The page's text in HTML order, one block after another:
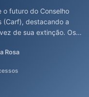
o futuro do Conselho
(Carf), destacando a
de sua extinção. Os
4.0 e inteligência
em uma história de
Rosa